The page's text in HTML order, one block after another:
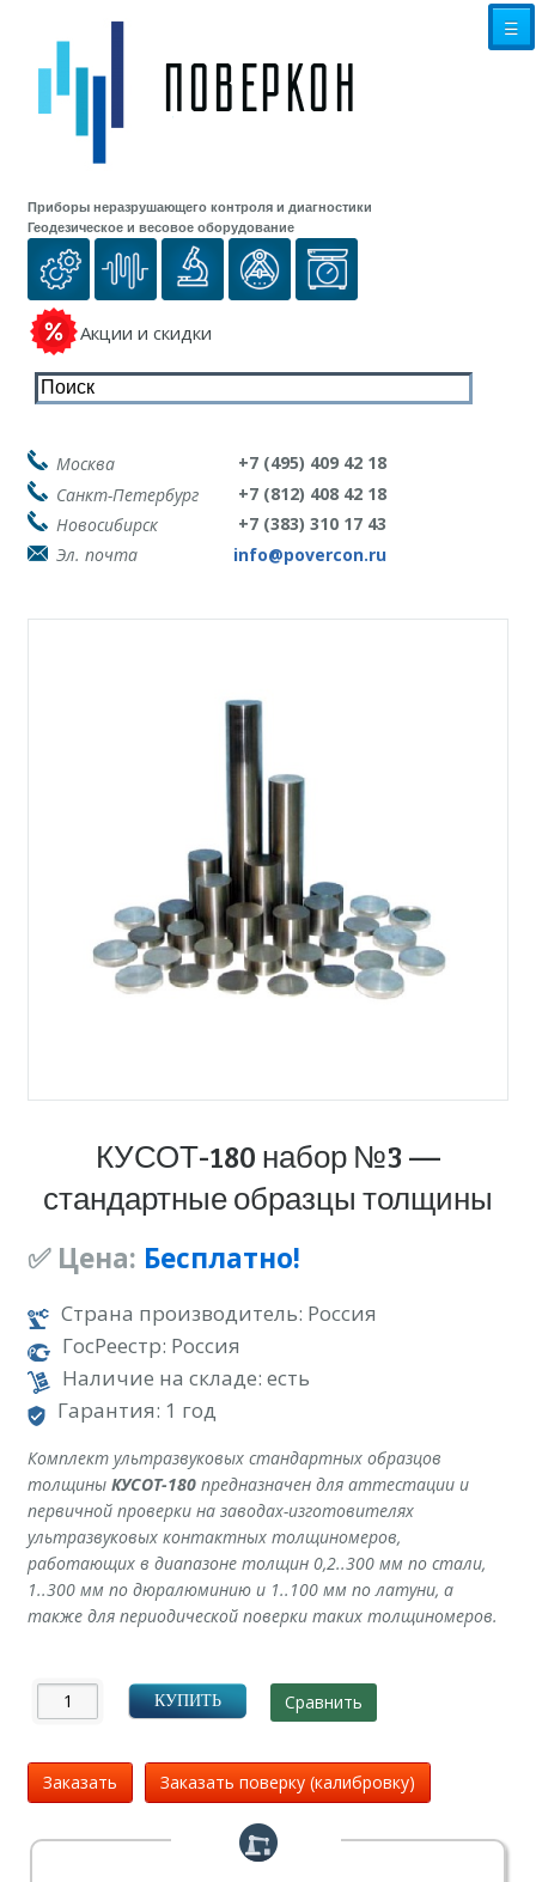
Приборы неразрушающего контроля и диагностики
Геодезическое и весовое оборудование
Акции и скидки
☰
Москва
+7 (495) 409 42 18
Санкт-Петербург
+7 (812) 408 42 18
Новосибирск
+7 (383) 310 17 43
Эл. почта
info@povercon.ru
КУСОТ-180 набор №3 —
стандартные образцы толщины
✅ Цена: Бесплатно!
Страна производитель: Россия
ГосРеестр: Россия
Наличие на складе: есть
Гарантия: 1 год
Комплект ультразвуковых стандартных образцов
толщины КУСОТ-180предназначен для аттестации и
первичной проверки на заводах-изготовителях
ультразвуковых контактных толщиномеров,
работающих в диапазоне толщин 0,2..300 мм по стали,
1..300 мм по дюралюминию и 1..100 мм по латуни, а
также для периодической поверки таких толщиномеров.
КУПИТЬ Сравнить
Заказать Заказать поверку (калибровку)